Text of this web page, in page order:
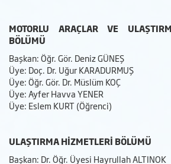
MOTORLU ARAÇLAR VE
BÖLÜMÜ
Başkan: Öğr. Gör. Deniz GÜNEŞ
Üye: Doç. Dr. Uğur KARADURMUŞ
Üye: Öğr. Gör. Dr. Müslüm KOÇ
Üye: Ayfer Havva YENER
Üye: Eslem KURT (Öğrenci)
ULAŞTIRMA HİZMETLERİ BÖLÜMÜ
Başkan: Dr. Öğr. Üyesi Hayrullah ALTINOK